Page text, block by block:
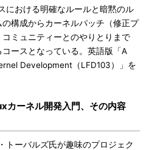
おける明確なルールと暗黙のル
構成からカーネルパッチ（修正プ
ミュニティーとのやりとりまで
ースとなっている。英語版「A
Development（LFD103）」を
カーネル開発入門、その内容
トーバルズ氏が趣味のプロジェク